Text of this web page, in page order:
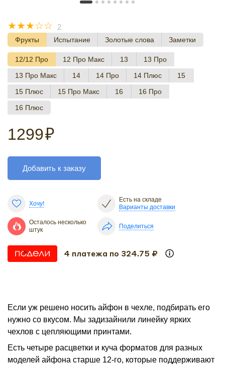
☆
☆
☆
☆
☆ 2
Фрукты Испытание Золотые слова Заметки
12/12 Про 12 Про Макс 13
13 Про
13 Про Макс
14 14 Про 14 Плюс
15
15 Плюс
15 Про Макс 16
16 Про
16 Плюс
1299₽
Добавить к заказу
Хочу!
Есть на складе
Варианты доставки
Осталось несколько
штук
Поделиться
4 платежа по 324.75 ₽
Если уж решено носить айфон в чехле, подбирать его
нужно со вкусом. Мы задизайнили линейку ярких
чехлов с цепляющими принтами.
Есть четыре расцветки и куча форматов для разных
моделей айфона старше 12-го, которые поддерживают